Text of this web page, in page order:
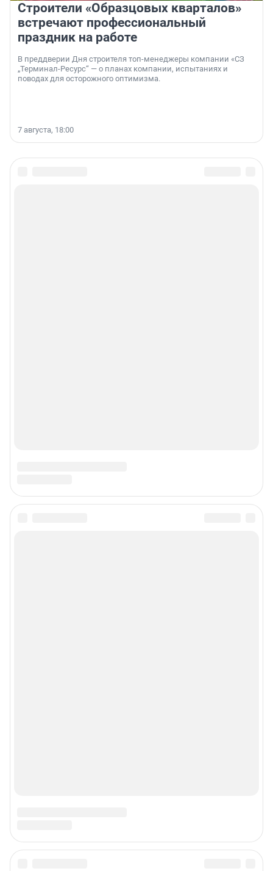
Строители «Образцовых кварталов»
встречают профессиональный
праздник на работе
В преддверии Дня строителя топ-менеджеры компании «СЗ
„Терминал-Ресурс“ — о планах компании, испытаниях и
поводах для осторожного оптимизма.
7 августа, 18:00